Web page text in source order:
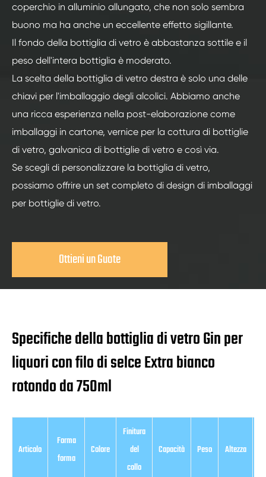
coperchio in alluminio allungato, che non solo sembra
buono ma ha anche un eccellente effetto sigillante.
Il fondo della bottiglia di vetro è abbastanza sottile e il
peso dell'intera bottiglia è moderato.
La scelta della bottiglia di vetro destra è solo una delle
chiavi per l'imballaggio degli alcolici. Abbiamo anche
una ricca esperienza nella post-elaborazione come
imballaggi in cartone, vernice per la cottura di bottiglie
di vetro, galvanica di bottiglie di vetro e così via.
Se scegli di personalizzare la bottiglia di vetro,
possiamo offrire un set completo di design di imballaggi
per bottiglie di vetro.
Ottieni un Guote
Specifiche della bottiglia di vetro Gin per
liquori con filo di selce Extra bianco
rotondo da 750ml
Articolo
Forma
forma
Colore
Finitura
del
collo
Capacità Peso Altezza